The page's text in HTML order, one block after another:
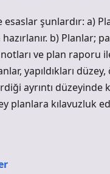
esaslar şunlardır: a)
hazırlanır. b) Planlar;
ve plan raporu
yapıldıkları
ayrıntı düzeyinde
planlara kılavuzluk